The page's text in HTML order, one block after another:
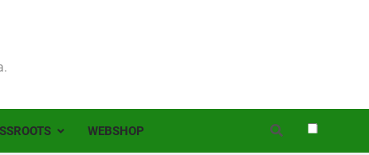
mint 200 játékos lépett pályára Érden
WEBSHOP